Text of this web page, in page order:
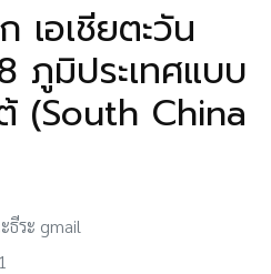
เอเชียตะวัน
ภูมิประเทศแบบ
(South China
ธีระ gmail